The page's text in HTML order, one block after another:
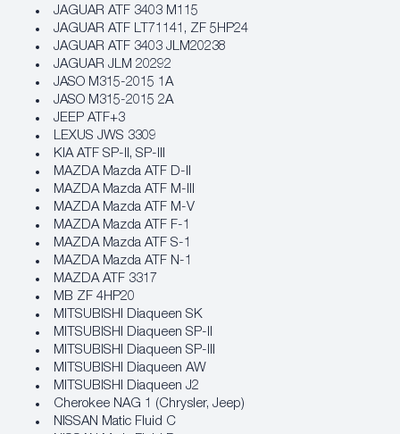
JAGUAR ATF 3403 M115
JAGUAR ATF LT71141, ZF 5HP24
JAGUAR ATF 3403 JLM20238
JAGUAR JLM 20292
JASO M315-2015 1A
JASO M315-2015 2A
JEEP ATF+3
LEXUS JWS 3309
KIA ATF SP-II, SP-III
MAZDA Mazda ATF D-II
MAZDA Mazda ATF M-III
MAZDA Mazda ATF M-V
MAZDA Mazda ATF F-1
MAZDA Mazda ATF S-1
MAZDA Mazda ATF N-1
MAZDA ATF 3317
MB ZF 4HP20
MITSUBISHI Diaqueen SK
MITSUBISHI Diaqueen SP-II
MITSUBISHI Diaqueen SP-III
MITSUBISHI Diaqueen AW
MITSUBISHI Diaqueen J2
Cherokee NAG 1 (Chrysler, Jeep)
NISSAN Matic Fluid C